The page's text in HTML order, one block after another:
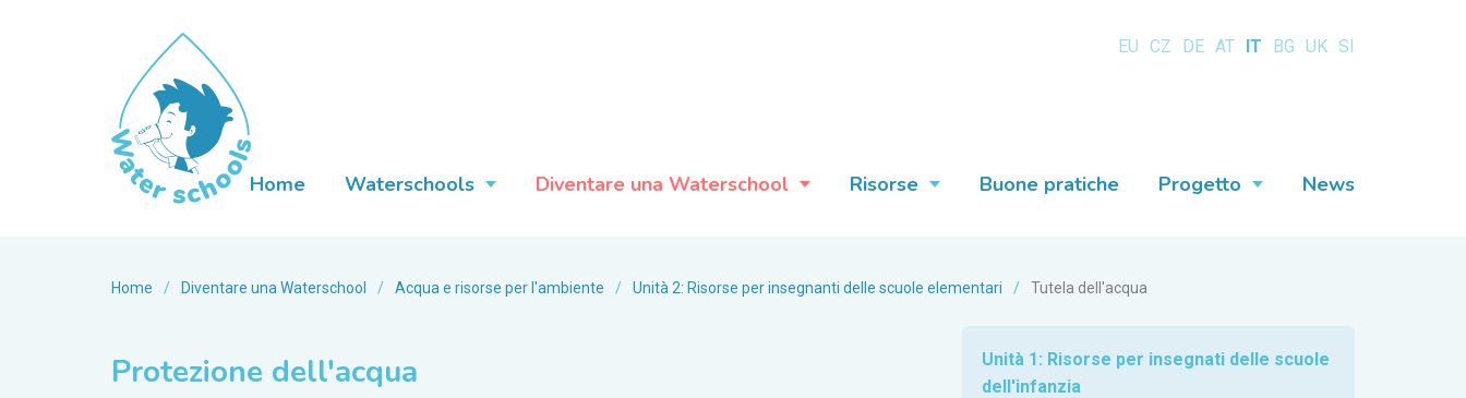
EU CZ DE AT IT BG UK SI
Home Waterschools Diventare una Waterschool Risorse Buone pratiche Progetto News
Home / Diventare una Waterschool / Acqua e risorse per l'ambiente / Unità 2: Risorse per insegnanti delle scuole elementari / Tutela dell'acqua
Protezione dell'acqua
Unità 1: Risorse per insegnati delle scuole
dell'infanzia